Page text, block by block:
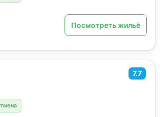
Посмотреть жильё
7.7